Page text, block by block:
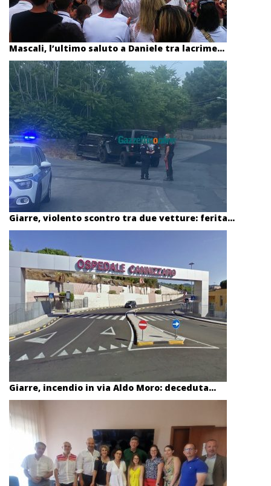
Mascali, l’ultimo saluto a Daniele tra lacrime...
Giarre, violento scontro tra due vetture: ferita...
Giarre, incendio in via Aldo Moro: deceduta...